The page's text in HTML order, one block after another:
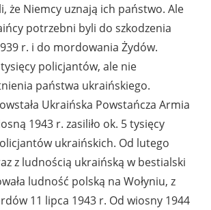
że Niemcy uznają ich państwo. Ale
potrzebni byli do szkodzenia
r. i do mordowania Żydów.
policjantów, ale nie
państwa ukraińskiego.
Ukraińska Powstańcza Armia
1943 r. zasiliło ok. 5 tysięcy
ukraińskich. Od lutego
z ludnością ukraińską w bestialski
ludność polską na Wołyniu, z
11 lipca 1943 r. Od wiosny 1944